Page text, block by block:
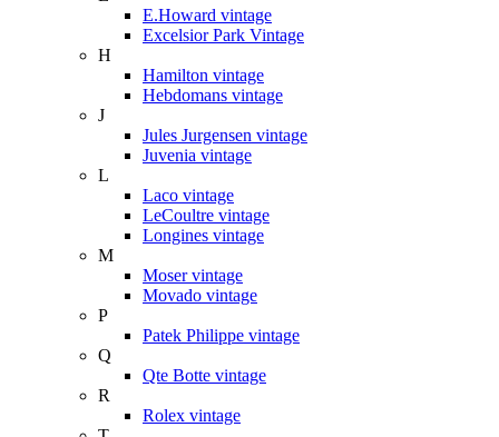
E.Howard vintage
Excelsior Park Vintage
H
Hamilton vintage
Hebdomans vintage
J
Jules Jurgensen vintage
Juvenia vintage
L
Laco vintage
LeCoultre vintage
Longines vintage
M
Moser vintage
Movado vintage
P
Patek Philippe vintage
Q
Qte Botte vintage
R
Rolex vintage